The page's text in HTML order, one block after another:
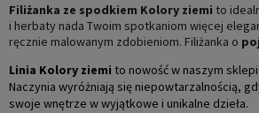
Filiżanka ze spodkiem Kolory ziemi to
i herbaty nada Twoim spotkaniom więcej
ręcznie malowanym zdobieniom. Filiżanka o
Linia Kolory ziemi to nowość w naszym
Naczynia wyróżniają się niepowtarzalnością,
swoje wnętrze w wyjątkowe i unikalne dzieła.